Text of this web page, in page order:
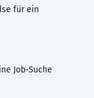
für ein
Job-Suche